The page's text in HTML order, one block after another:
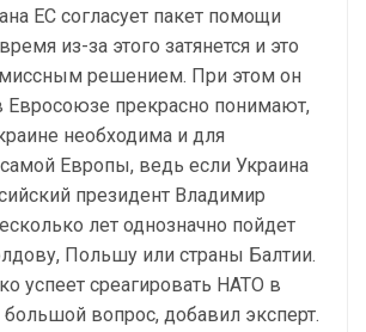
ЕС согласует пакет помощи
из-за этого затянется и это
решением. При этом он
Евросоюзе прекрасно понимают,
необходима и для
Европы, ведь если Украина
президент Владимир
лет однозначно пойдет
Польшу или страны Балтии.
успеет среагировать НАТО в
вопрос, добавил эксперт.